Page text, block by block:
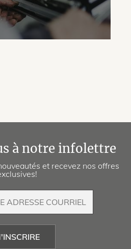
à notre infolettre
et recevez nos offres